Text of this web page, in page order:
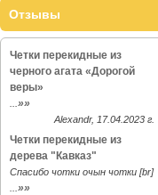
Отзывы
Четки перекидные из
черного агата «Дорогой
веры»
»»
Alexandr, 17.04.2023 г.
Четки перекидные из
дерева "Кавказ"
Спасибо чотки очын чотки [br]
»»